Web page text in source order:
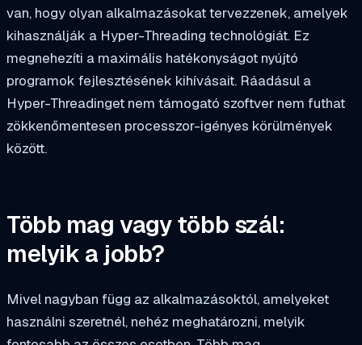
van, hogy olyan alkalmazásokat tervezzenek, amelyek
kihasználják a Hyper-Threading technológiát. Ez
megnehezíti a maximális hatékonyságot nyújtó
programok fejlesztésének kihívásait. Ráadásul a
Hyper-Threadinget nem támogató szoftver nem futhat
zökkenőmentesen processzor-igényes körülmények
között.
Több mag vagy több szál:
melyik a jobb?
Mivel nagyban függ az alkalmazásoktól, amelyeket
használni szeretnél, nehéz meghatározni, melyik